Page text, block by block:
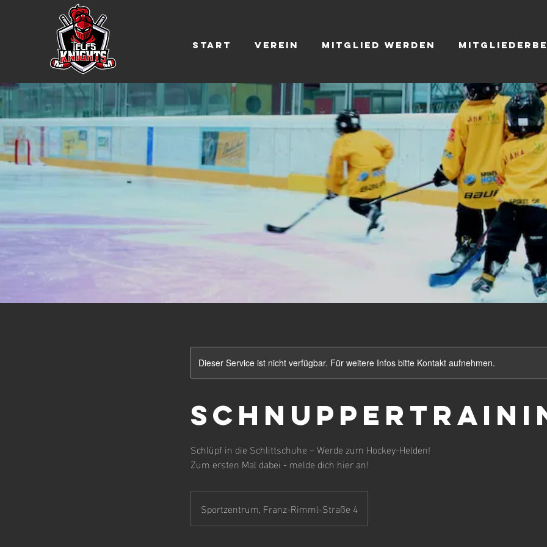
Start Verein Mitglied werden
Dieser Service ist nicht verfügbar. Für weitere Infos bitte Kontakt aufnehmen.
Schlüpf in die Schlittschuhe – Werde zum Hockey-Helden!
Zum ersten Mal dabei - melde dich hier an!
Sportzentrum, Franz-Rimml-Straße 4